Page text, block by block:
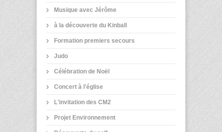
Musique avec Jérôme
à la découverte du Kinball
Formation premiers secours
Judo
Célébration de Noël
Concert à l'église
L'invitation des CM2
Projet Environnement